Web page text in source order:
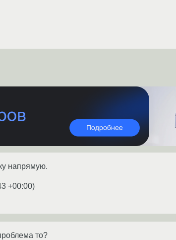
напрямую.
+00:00)
то?